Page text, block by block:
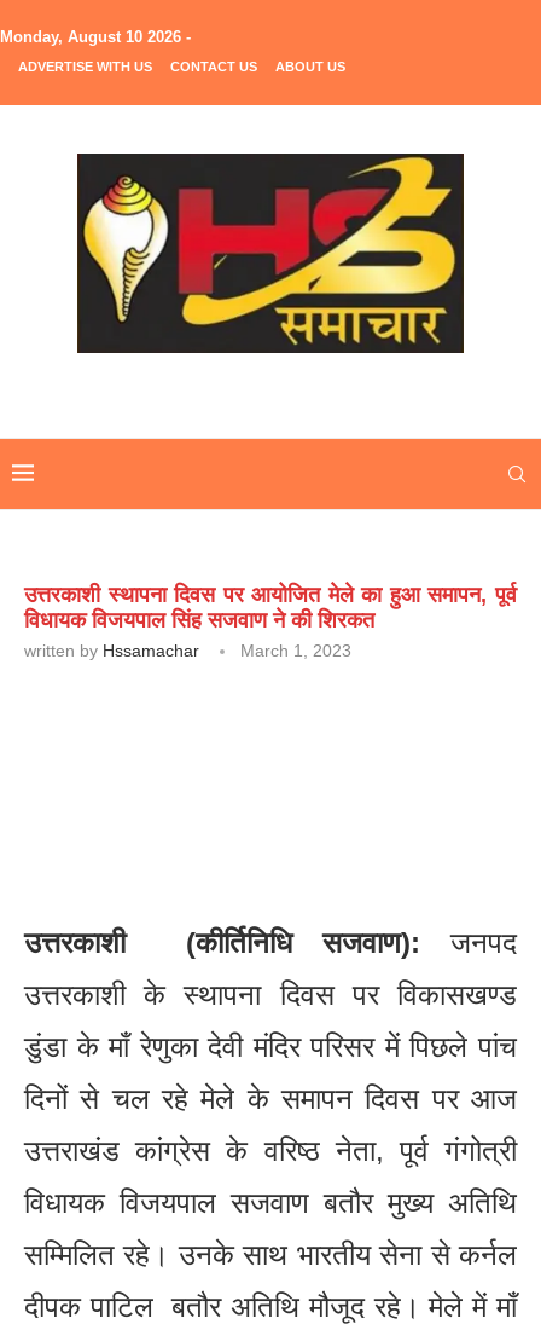
Monday, August 10 2026 -
ADVERTISE WITH US CONTACT US ABOUT US
उत्तरकाशी स्थापना दिवस पर आयोजित मेले का हुआ समापन, पूर्व
विधायक विजयपाल सिंह सजवाण ने की शिरकत
written by Hssamachar March 1, 2023
उत्तरकाशी (कीर्तिनिधि सजवाण): जनपद
उत्तरकाशी के स्थापना दिवस पर विकासखण्ड
डुंडा के माँ रेणुका देवी मंदिर परिसर में पिछले पांच
दिनों से चल रहे मेले के समापन दिवस पर आज
उत्तराखंड कांग्रेस के वरिष्ठ नेता, पूर्व गंगोत्री
विधायक विजयपाल सजवाण बतौर मुख्य अतिथि
सम्मिलित रहे। उनके साथ भारतीय सेना से कर्नल
दीपक पाटिल बतौर अतिथि मौजूद रहे। मेले में माँ